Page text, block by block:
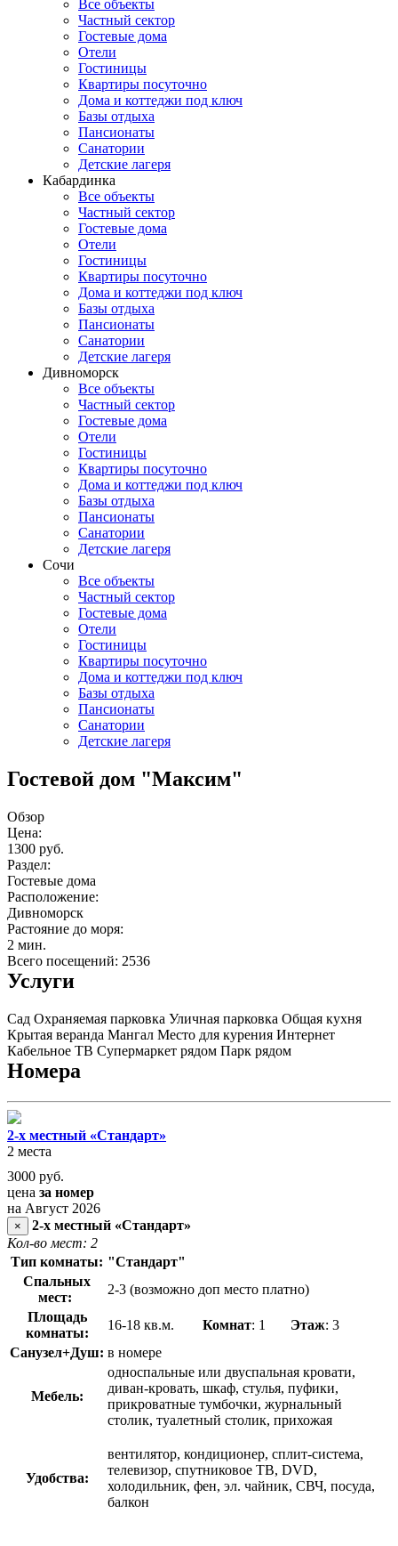
Все объекты
Частный сектор
Гостевые дома
Отели
Гостиницы
Квартиры посуточно
Дома и коттеджи под ключ
Базы отдыха
Пансионаты
Санатории
Детские лагеря
Кабардинка
Все объекты
Частный сектор
Гостевые дома
Отели
Гостиницы
Квартиры посуточно
Дома и коттеджи под ключ
Базы отдыха
Пансионаты
Санатории
Детские лагеря
Дивноморск
Все объекты
Частный сектор
Гостевые дома
Отели
Гостиницы
Квартиры посуточно
Дома и коттеджи под ключ
Базы отдыха
Пансионаты
Санатории
Детские лагеря
Сочи
Все объекты
Частный сектор
Гостевые дома
Отели
Гостиницы
Квартиры посуточно
Дома и коттеджи под ключ
Базы отдыха
Пансионаты
Санатории
Детские лагеря
Гостевой дом "Максим"
Обзор
Цена:
1300 руб.
Раздел:
Гостевые дома
Расположение:
Дивноморск
Растояние до моря:
2 мин.
Всего посещений: 2536
Услуги
Сад Охраняемая парковка Уличная парковка Общая кухня
Крытая веранда Мангал Место для курения Интернет
Кабельное ТВ Супермаркет рядом Парк рядом
Номера
2-х местный «Стандарт»
2 места
3000 руб.
цена за номер
на Август 2026
×
2-х местный «Стандарт»
Кол-во мест: 2
Тип комнаты: "Стандарт"
Спальных
мест:
2-3 (возможно доп место платно)
Площадь
комнаты:
16-18 кв.м. Комнат: 1 Этаж: 3
Санузел+Душ: в номере
Мебель:
односпальные или двуспальная кровати,
диван-кровать, шкаф, стулья, пуфики,
прикроватные тумбочки, журнальный
столик, туалетный столик, прихожая
Удобства:
вентилятор, кондиционер, сплит-система,
телевизор, спутниковое ТВ, DVD,
холодильник, фен, эл. чайник, СВЧ, посуда,
балкон